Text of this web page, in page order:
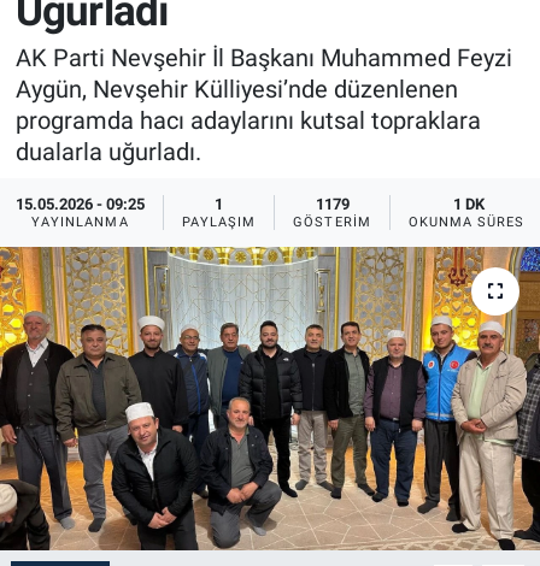
Uğurladı
AK Parti Nevşehir İl Başkanı Muhammed Feyzi
Aygün, Nevşehir Külliyesi’nde düzenlenen
programda hacı adaylarını kutsal topraklara
dualarla uğurladı.
15.05.2026 - 09:25
YAYINLANMA
1
PAYLAŞIM
1179
GÖSTERIM
1 DK
OKUNMA SÜRESI
Sağlık
Yerel
Genel
Asayiş
İlan - Duyuru- Mesaj
Türkiye Gündemi
Sizden Gelenler
Yaşam
Sağlık
Eğitim
Kültür
3.Sayfa
Medya
İlan - Duyuru- Mesaj
Türkiye Gündemi
Sizden Gelenler